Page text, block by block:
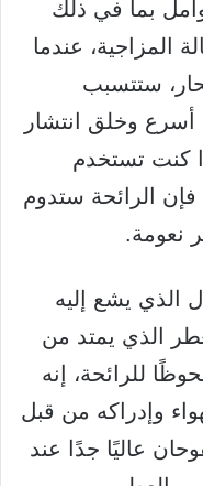
بما في ذلك
المزاجية، عندما
ستتسبب
وخلق انتشار
كنت تستخدم
الرائحة ستدوم
نعومة.
الذي يشع إليه
الذي يمتد من
للرائحة، إنه
وإدراكه من قبل
عاليًا جدًا عند